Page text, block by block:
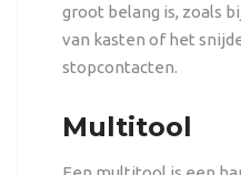
groot belang is, zoals
van kasten of het
stopcontacten.
Multitool